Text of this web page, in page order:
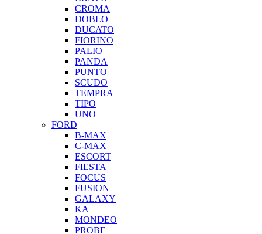
CROMA
DOBLO
DUCATO
FIORINO
PALIO
PANDA
PUNTO
SCUDO
TEMPRA
TIPO
UNO
FORD
B-MAX
C-MAX
ESCORT
FIESTA
FOCUS
FUSION
GALAXY
KA
MONDEO
PROBE